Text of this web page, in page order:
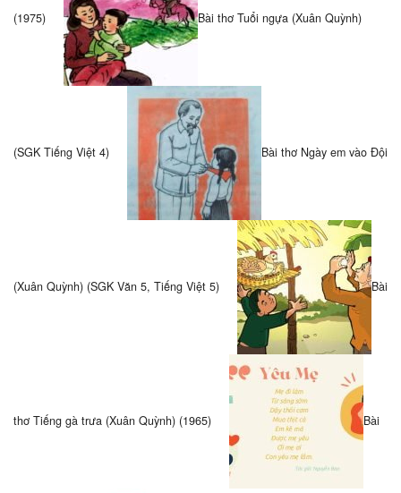
(1975) Bài thơ Tuổi ngựa (Xuân Quỳnh)
(SGK Tiếng Việt 4) Bài thơ Ngày em vào Đội
(Xuân Quỳnh) (SGK Văn 5, Tiếng Việt 5) Bài
thơ Tiếng gà trưa (Xuân Quỳnh) (1965) Bài